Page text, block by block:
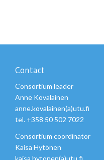
Contact
Consortium leader
Anne Kovalainen
anne.kovalainen(a)utu.fi
tel. +358 50 502 7022
Consortium coordinator
Kaisa Hytönen